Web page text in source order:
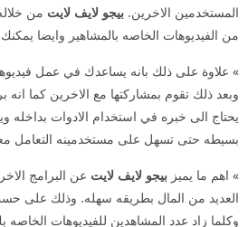
المستخدمين الاخرين. بيجو لايف لايت من
من الفيديوهات الخاصه بالمشاهير وايضا يمكنك
» علاوة على ذلك بانه يساعدك في عمل
وبعد ذلك تقوم بمشاركتها مع الاخرين كما انه
يحتاج الى خبره في استخدام الادوات بداخله
بسيطه حتى تسهل على مستخدمينه التعامل
» اهم ما يميز بيجو لايف لايت عن البرامج
العديد من المال بطريقه سهله. وذلك على
وكلما زاد عدد المشاهدين للفيديوهات الخاصه